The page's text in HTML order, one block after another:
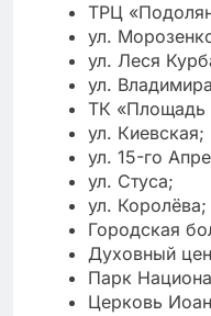
ТРЦ
ул.
ул. Леся
ул.
ТК «Площадь
ул. Киевская;
ул. 15-го
ул. Стуса;
ул. Королёва;
Городская
Духовный
Парк
Церковь